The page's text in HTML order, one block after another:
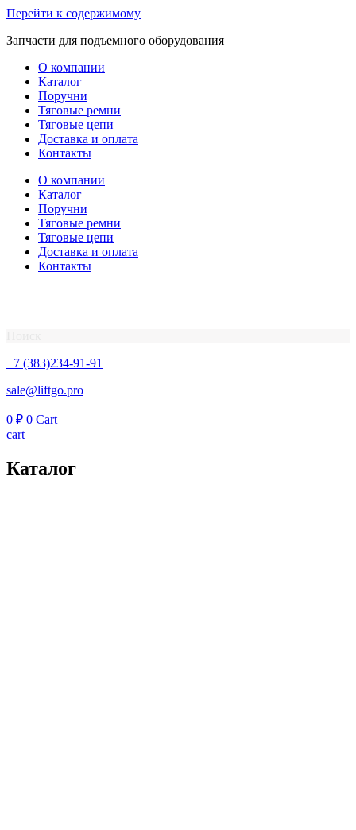
Перейти к содержимому
Запчасти для подъемного оборудования
О компании
Каталог
Поручни
Тяговые ремни
Тяговые цепи
Доставка и оплата
Контакты
О компании
Каталог
Поручни
Тяговые ремни
Тяговые цепи
Доставка и оплата
Контакты
+7 (383)234-91-91
sale@liftgo.pro
0 ₽ 0 Cart
cart
Каталог